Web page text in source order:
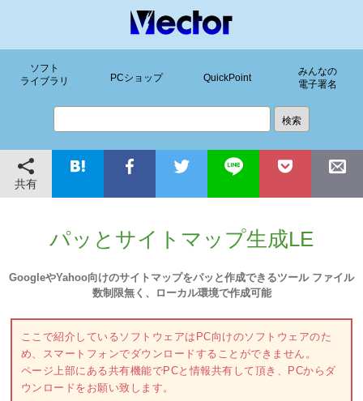
ソフト
ライブラリ
PCショップ QuickPoint
みんなの
電子署名
共有
パッとサイトマップ生成LE
GoogleやYahoo向けのサイトマップをパッと作成できるツール ファイル
数制限無く、ローカル環境で作成可能
ここで紹介しているソフトウェアはPC向けのソフトウェアのた
め、スマートフォンでダウンロードすることができません。
ページ上部にある共有機能でPCと情報共有して頂き、PCからダ
ウンロードをお願い致します。